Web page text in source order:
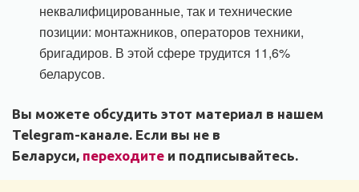
неквалифицированные, так и технические
позиции: монтажников, операторов техники,
бригадиров. В этой сфере трудится 11,6%
беларусов.
Вы можете обсудить этот материал в нашем
Telegram-канале. Если вы не в
Беларуси, переходите и подписывайтесь.